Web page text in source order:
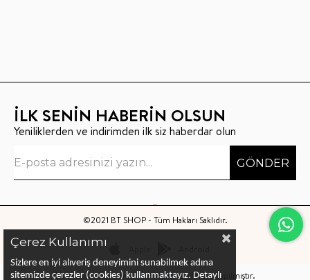
İLK SENİN HABERİN OLSUN
Yeniliklerden ve indirimden ilk siz haberdar olun
GÖNDER
©2021 BT SHOP - Tüm Hakları Saklıdır.
Bu sitenin kurulumuKeyo Digitaltarafından yapılmıştır.
Çerez Kullanımı
Sizlere en iyi alıveriş deneyimini sunabilmek adına
sitemizde çerezler (cookies) kullanmaktayız. Detaylı